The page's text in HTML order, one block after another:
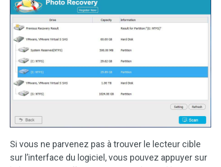
Si vous ne parvenez pas à trouver le lecteur cible
sur l’interface du logiciel, vous pouvez appuyer sur